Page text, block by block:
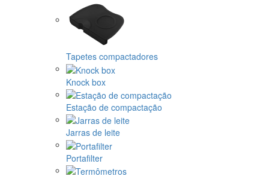
Tapetes compactadores
Knock box
Estação de compactação
Jarras de leite
Portafilter